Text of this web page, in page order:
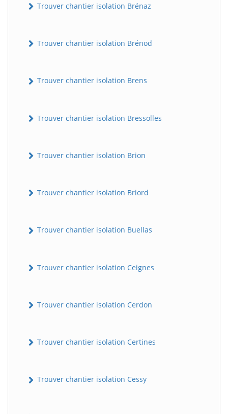
Trouver chantier isolation Brénaz
Trouver chantier isolation Brénod
Trouver chantier isolation Brens
Trouver chantier isolation Bressolles
Trouver chantier isolation Brion
Trouver chantier isolation Briord
Trouver chantier isolation Buellas
Trouver chantier isolation Ceignes
Trouver chantier isolation Cerdon
Trouver chantier isolation Certines
Trouver chantier isolation Cessy